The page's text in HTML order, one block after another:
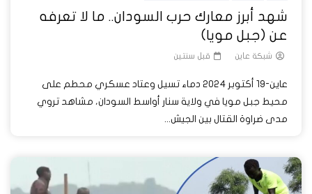
شهد أبرز معارك حرب السودان.. ما لا تعرفه
عن (جبل مويا)
شبكة عاين قبل سنتين
عاين-19 أكتوبر 2024 دماء تسيل وعتاد عسكري محطم على
محيط جبل مويا في ولاية سنار أواسط السودان، مشاهد تروي
مدى ضراوة القتال بين الجيش...